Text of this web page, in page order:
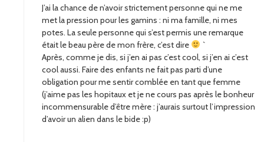
J’ai la chance de n’avoir strictement personne qui ne me
met la pression pour les gamins : ni ma famille, ni mes
potes. La seule personne qui s’est permis une remarque
était le beau père de mon frère, c’est dire
`
Après, comme je dis, si j’en ai pas c’est cool, si j’en ai c’est
cool aussi. Faire des enfants ne fait pas parti d’une
obligation pour me sentir comblée en tant que femme
(j’aime pas les hopitaux et je ne cours pas après le bonheur
incommensurable d’être mère : j’aurais surtout l’impression
d’avoir un alien dans le bide :p)